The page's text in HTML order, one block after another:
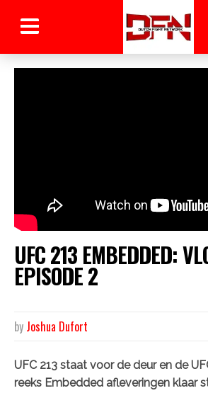
UFC 213 EMBEDDED:
EPISODE 2
by Joshua Dufort
UFC 213 staat voor de deur en de
reeks Embedded afleveringen klaar